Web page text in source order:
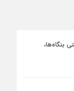
بنگاه‌ها،